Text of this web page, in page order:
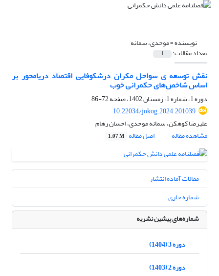
نویسنده =موحدی، سمانه
تعداد مقالات: 1
نقش توسعه ی سواحل مکران درشکوفایی اقتصاد دریامحور بر
اساس شاخص‌های حکمرانی خوب
دوره 1، شماره 1، زمستان 1402، صفحه
72-86
10.22034/jokog.2024.201039
علیرضا کوهکن، سمانه موحدی، احسان رهام
مشاهده مقاله
اصل مقاله 1.07 M
مقالات آماده انتشار
شماره جاری
شماره‌های پیشین نشریه
دوره 3 (1404)
دوره 2 (1403)